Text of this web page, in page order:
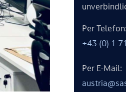
Per Telefon:
+43 (0) 1
Per E-Mail: